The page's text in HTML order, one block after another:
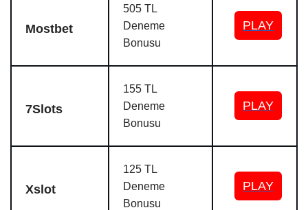
Mostbet
505 TL
Deneme
Bonusu
PLAY
7Slots
155 TL
Deneme
Bonusu
PLAY
Xslot
125 TL
Deneme
Bonusu
PLAY